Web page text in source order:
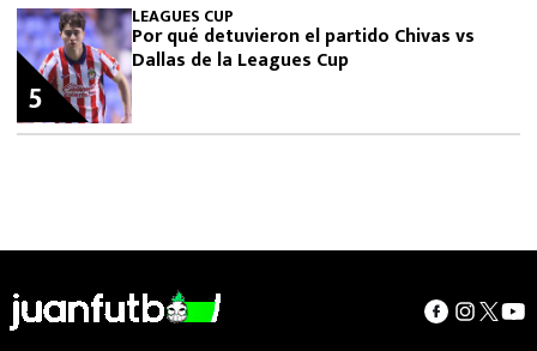
LEAGUES CUP
Por qué detuvieron el partido Chivas vs
Dallas de la Leagues Cup
5